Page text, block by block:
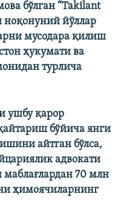
бўлган “Takilant
ноқонуний йўллар
мусодара қилиш
ҳукумати ва
турлича
ушбу қарор
бўйича янги
айтган бўлса,
адвокати
70 млн
ҳимоячиларнинг